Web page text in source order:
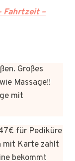
Fahrtzeit –
Großes
Massage!!
mit
für Pediküre
mit Karte zahlt
bekommt